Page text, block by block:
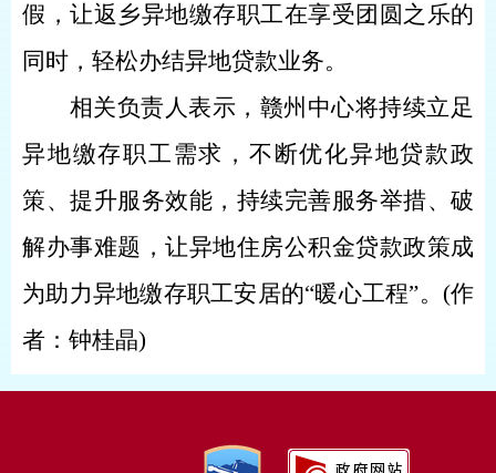
假，让返乡异地缴存职工在享受团圆之乐的
同时，轻松办结异地贷款业务。
相关负责人表示，赣州中心将持续立足
异地缴存职工需求，不断优化异地贷款政
策、提升服务效能，持续完善服务举措、破
解办事难题，让异地住房公积金贷款政策成
为助力异地缴存职工安居的“暖心工程”。(作
者：钟桂晶)